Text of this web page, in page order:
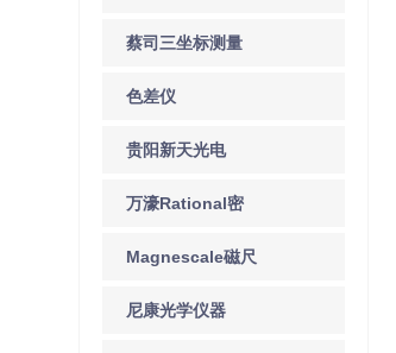
蔡司三坐标测量
机
色差仪
贵阳新天光电
万濠Rational密
仪器
Magnescale磁尺
传感器
尼康光学仪器